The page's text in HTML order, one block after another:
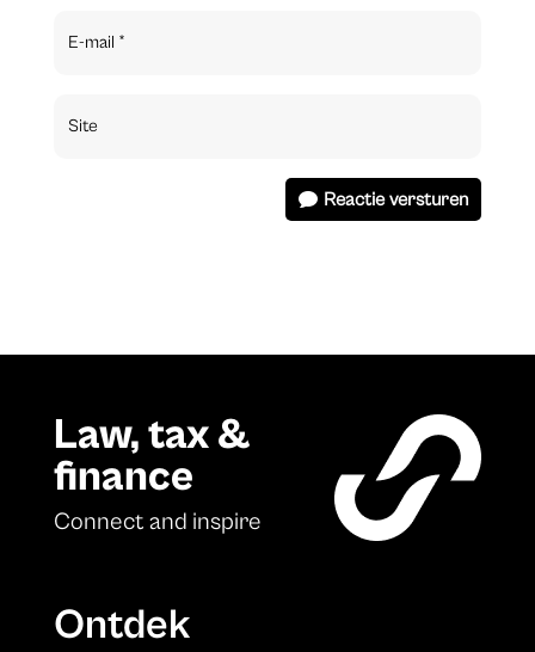
Reactie versturen
Law, tax &
finance
Connect and inspire
Ontdek